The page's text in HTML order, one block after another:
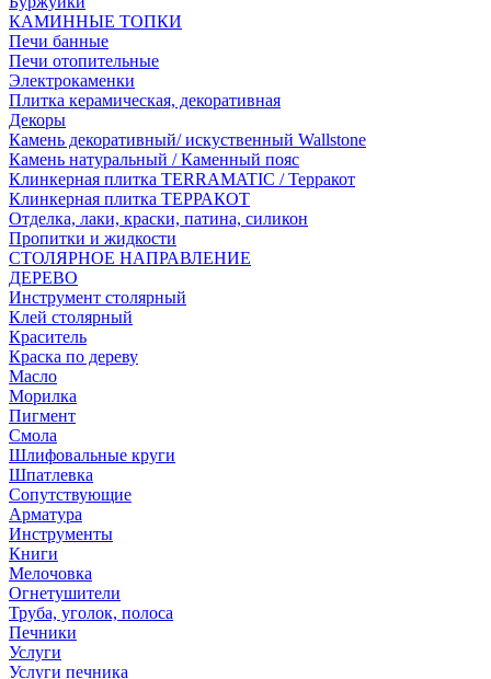
КАМИННЫЕ ТОПКИ
Печи банные
Печи отопительные
Электрокаменки
Плитка керамическая, декоративная
Декоры
Камень декоративный/ искуственный Wallstone
Камень натуральный / Каменный пояс
Клинкерная плитка TERRAMATIC / Терракот
Клинкерная плитка ТЕРРАКОТ
Отделка, лаки, краски, патина, силикон
Пропитки и жидкости
СТОЛЯРНОЕ НАПРАВЛЕНИЕ
ДЕРЕВО
Инструмент столярный
Клей столярный
Краситель
Краска по дереву
Масло
Морилка
Пигмент
Смола
Шлифовальные круги
Шпатлевка
Сопутствующие
Арматура
Инструменты
Книги
Мелочовка
Огнетушители
Труба, уголок, полоса
Печники
Услуги
Услуги печника